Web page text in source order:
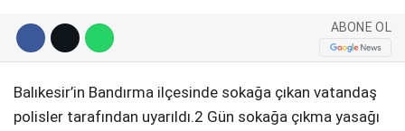
Telegram
ABONE OL
Balıkesir’in Bandırma ilçesinde sokağa çıkan vatandaş
polisler tarafından uyarıldı.2 Gün sokağa çıkma yasağı